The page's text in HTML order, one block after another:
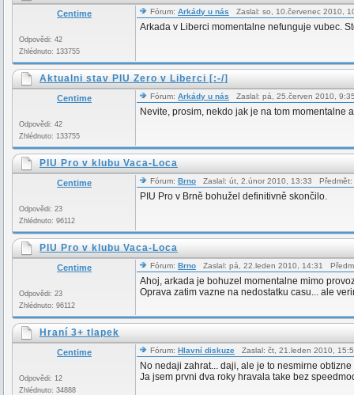
Centime
Odpovědi: 42
Zhlédnuto: 133755
Fórum: Arkády u nás Zaslal: so, 10.červenec 2010,
Arkada v Liberci momentalne nefunguje vubec.
Aktualni stav PIU Zero v Liberci [:-/]
Centime
Odpovědi: 42
Zhlédnuto: 133755
Fórum: Arkády u nás Zaslal: pá, 25.červen 2010,
Nevite, prosim, nekdo jak je na tom momentalne
PIU Pro v klubu Vaca-Loca
Centime
Odpovědi: 23
Zhlédnuto: 96112
Fórum: Brno Zaslal: út, 2.únor 2010, 13:33 Předmět:
PIU Pro v Brně bohužel definitivně skončilo.
PIU Pro v klubu Vaca-Loca
Centime
Odpovědi: 23
Zhlédnuto: 96112
Fórum: Brno Zaslal: pá, 22.leden 2010, 14:31
Ahoj, arkada je bohuzel momentalne mimo
Oprava zatim vazne na nedostatku casu... ale
Hraní 3+ tlapek
Centime
Odpovědi: 12
Zhlédnuto: 34888
Fórum: Hlavní diskuze Zaslal: čt, 21.leden 2010,
No nedaji zahrat... daji, ale je to nesmirne
Ja jsem prvni dva roky hravala take bez